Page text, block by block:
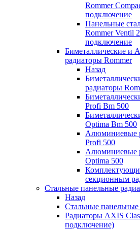
Rommer
подключение
Панельные
Rommer Ventil
подключение
Биметаллические и
радиаторы Rommer
Назад
радиаторы
Profi Bm 500
Optima Bm 500
Алюминиевые
Profi 500
Алюминиевые
Optima 500
секционным
Стальные панельные
Назад
Стальные
Радиаторы AXIS
подключение)